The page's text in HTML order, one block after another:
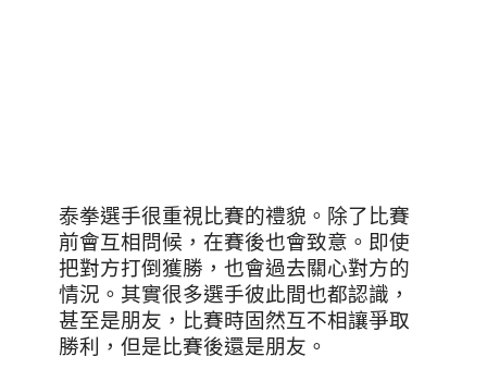
泰拳選手很重視比賽的禮貌。除了比賽
前會互相問候，在賽後也會致意。即使
把對方打倒獲勝，也會過去關心對方的
情況。其實很多選手彼此間也都認識，
甚至是朋友，比賽時固然互不相讓爭取
勝利，但是比賽後還是朋友。